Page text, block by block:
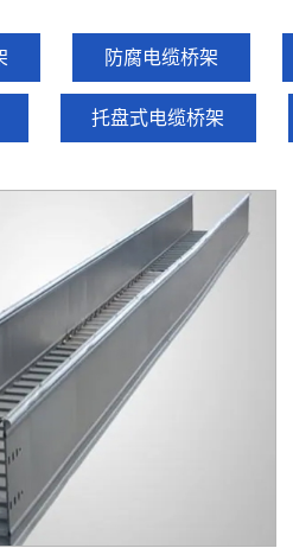
防腐电缆桥架
托盘式电缆桥架